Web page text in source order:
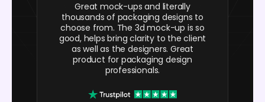
Great mock-ups and literally
thousands of packaging designs to
choose from. The 3d mock-up is so
good, helps bring clarity to the client
as well as the designers. Great
product for packaging design
professionals.